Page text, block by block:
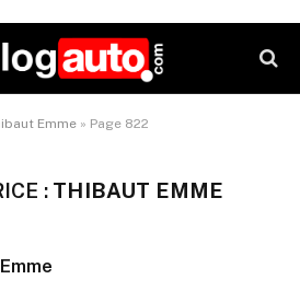
Emme » Page 822
: THIBAUT EMME